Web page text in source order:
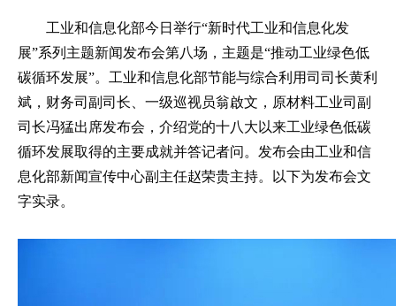
工业和信息化部今日举行“新时代工业和信息化发
展”系列主题新闻发布会第八场，主题是“推动工业绿色低
碳循环发展”。工业和信息化部节能与综合利用司司长黄利
斌，财务司副司长、一级巡视员翁啟文，原材料工业司副
司长冯猛出席发布会，介绍党的十八大以来工业绿色低碳
循环发展取得的主要成就并答记者问。发布会由工业和信
息化部新闻宣传中心副主任赵荣贵主持。以下为发布会文
字实录。